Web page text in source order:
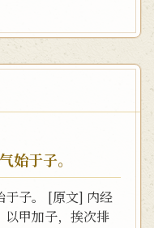
始于子。
于子。 [原文] 内经
以甲加子，挨次排